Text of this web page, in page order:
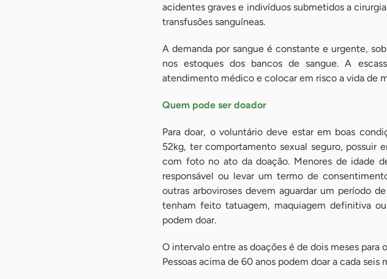
acidentes graves e indivíduos submetidos a
transfusões sanguíneas.
A demanda por sangue é constante e urgente,
nos estoques dos bancos de sangue. A
atendimento médico e colocar em risco a vida de
Quem pode ser doador
Para doar, o voluntário deve estar em boas
52kg, ter comportamento sexual seguro, possuir
com foto no ato da doação. Menores de idade
responsável ou levar um termo de
outras arboviroses devem aguardar um período
tenham feito tatuagem, maquiagem definitiva
podem doar.
O intervalo entre as doações é de dois meses para
Pessoas acima de 60 anos podem doar a cada seis